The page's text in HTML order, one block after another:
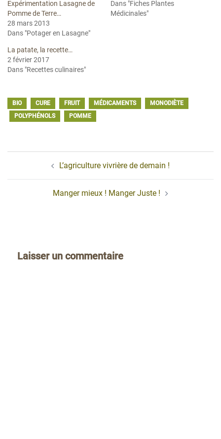
Expérimentation Lasagne de
Pomme de Terre…
28 mars 2013
Dans "Potager en Lasagne"
Dans "Fiches Plantes
Médicinales"
La patate, la recette…
2 février 2017
Dans "Recettes culinaires"
BIO CURE FRUIT MÉDICAMENTS
MONODIÈTE
POLYPHÉNOLS
POMME
L’agriculture vivrière de demain !
Manger mieux ! Manger Juste !
Laisser un commentaire